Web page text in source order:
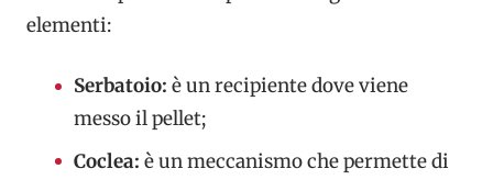
elementi:
Serbatoio: è un recipiente dove viene
messo il pellet;
Coclea: è un meccanismo che permette di